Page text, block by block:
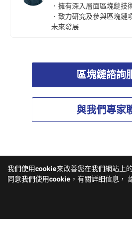
．擁有深入層面區塊鏈技
．致力研究及參與區塊鏈
未來發展
區塊鏈諮詢
與我們專家
我們使用cookie来改善您在我們網站上
同意我們使用cookie，有關詳细信息，